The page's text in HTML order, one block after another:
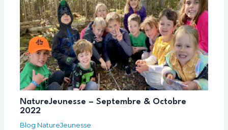
NatureJeunesse – Septembre & Octobre
2022
Blog NatureJeunesse